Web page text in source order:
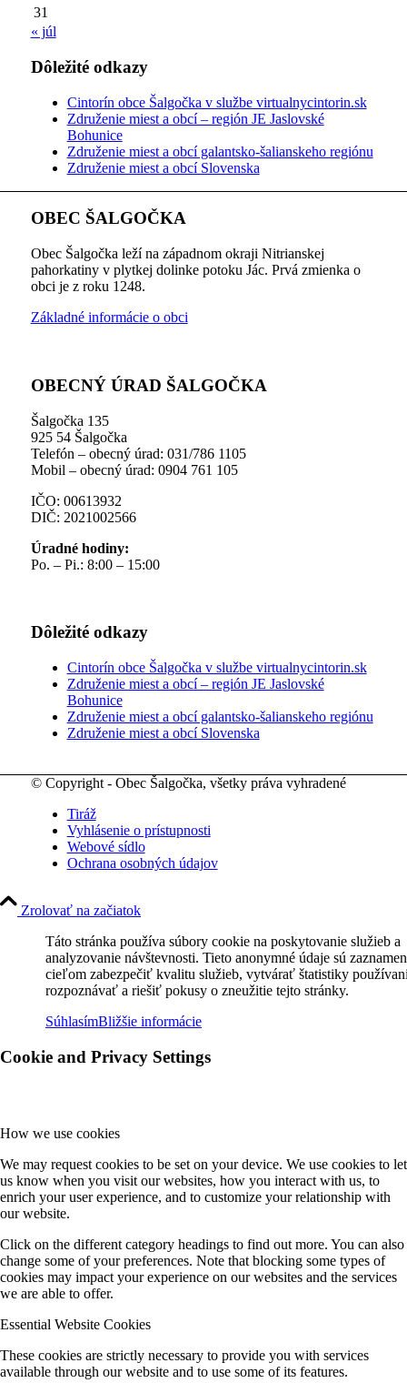
31
« júl
Dôležité odkazy
Cintorín obce Šalgočka v službe virtualnycintorin.sk
Združenie miest a obcí – región JE Jaslovské
Bohunice
Združenie miest a obcí galantsko-šalianskeho regiónu
Združenie miest a obcí Slovenska
OBEC ŠALGOČKA
Obec Šalgočka leží na západnom okraji Nitrianskej
pahorkatiny v plytkej dolinke potoku Jác. Prvá zmienka o
obci je z roku 1248.
Základné informácie o obci
OBECNÝ ÚRAD ŠALGOČKA
Šalgočka 135
925 54 Šalgočka
Telefón – obecný úrad: 031/786 1105
Mobil – obecný úrad: 0904 761 105
IČO: 00613932
DIČ: 2021002566
Úradné hodiny:
Po. – Pi.: 8:00 – 15:00
Dôležité odkazy
Cintorín obce Šalgočka v službe virtualnycintorin.sk
Združenie miest a obcí – región JE Jaslovské
Bohunice
Združenie miest a obcí galantsko-šalianskeho regiónu
Združenie miest a obcí Slovenska
© Copyright - Obec Šalgočka, všetky práva vyhradené
Tiráž
Vyhlásenie o prístupnosti
Webové sídlo
Ochrana osobných údajov
Zrolovať na začiatok
Táto stránka používa súbory cookie na poskytovanie služieb a
analyzovanie návštevnosti. Tieto anonymné údaje sú
cieľom zabezpečiť kvalitu služieb, vytvárať štatistiky
rozpoznávať a riešiť pokusy o zneužitie tejto stránky.
SúhlasímBližšie informácie
Cookie and Privacy Settings
How we use cookies
We may request cookies to be set on your device. We use cookies to let
us know when you visit our websites, how you interact with us, to
enrich your user experience, and to customize your relationship with
our website.
Click on the different category headings to find out more. You can also
change some of your preferences. Note that blocking some types of
cookies may impact your experience on our websites and the services
we are able to offer.
Essential Website Cookies
These cookies are strictly necessary to provide you with services
available through our website and to use some of its features.